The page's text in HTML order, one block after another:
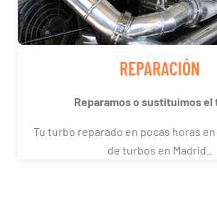
REPARACIÓN
Reparamos o sustituimos el
Tu turbo reparado en pocas horas
de turbos en Madrid..